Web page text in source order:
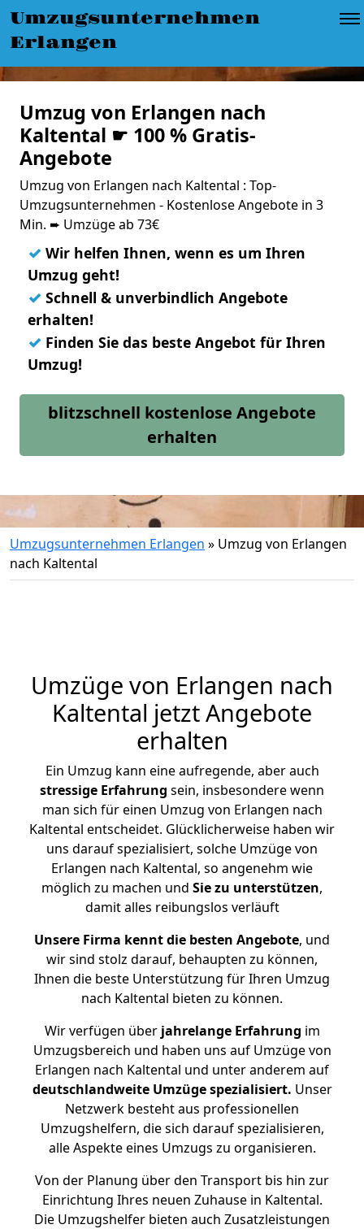
Umzugsunternehmen
Erlangen
Umzug von Erlangen nach
Kaltental ☛ 100 % Gratis-
Angebote
Umzug von Erlangen nach Kaltental : Top-
Umzugsunternehmen - Kostenlose Angebote in 3
Min. ➨ Umzüge ab 73€
✓ Wir helfen Ihnen, wenn es um Ihren
Umzug geht!
✓ Schnell & unverbindlich Angebote
erhalten!
✓ Finden Sie das beste Angebot für Ihren
Umzug!
blitzschnell kostenlose Angebote
erhalten
Umzugsunternehmen Erlangen » Umzug von Erlangen
nach Kaltental
Umzüge von Erlangen nach
Kaltental jetzt Angebote
erhalten
Ein Umzug kann eine aufregende, aber auch
stressige Erfahrung sein, insbesondere wenn
man sich für einen Umzug von Erlangen nach
Kaltental entscheidet. Glücklicherweise haben wir
uns darauf spezialisiert, solche Umzüge von
Erlangen nach Kaltental, so angenehm wie
möglich zu machen und Sie zu unterstützen,
damit alles reibungslos verläuft
Unsere Firma kennt die besten Angebote, und
wir sind stolz darauf, behaupten zu können,
Ihnen die beste Unterstützung für Ihren Umzug
nach Kaltental bieten zu können.
Wir verfügen überjahrelange Erfahrung im
Umzugsbereich und haben uns auf Umzüge von
Erlangen nach Kaltental und unter anderem auf
deutschlandweite Umzüge spezialisiert. Unser
Netzwerk besteht aus professionellen
Umzugshelfern, die sich darauf spezialisieren,
alle Aspekte eines Umzugs zu organisieren.
Von der Planung über den Transport bis hin zur
Einrichtung Ihres neuen Zuhause in Kaltental.
Die Umzugshelfer bieten auch Zusatzleistungen